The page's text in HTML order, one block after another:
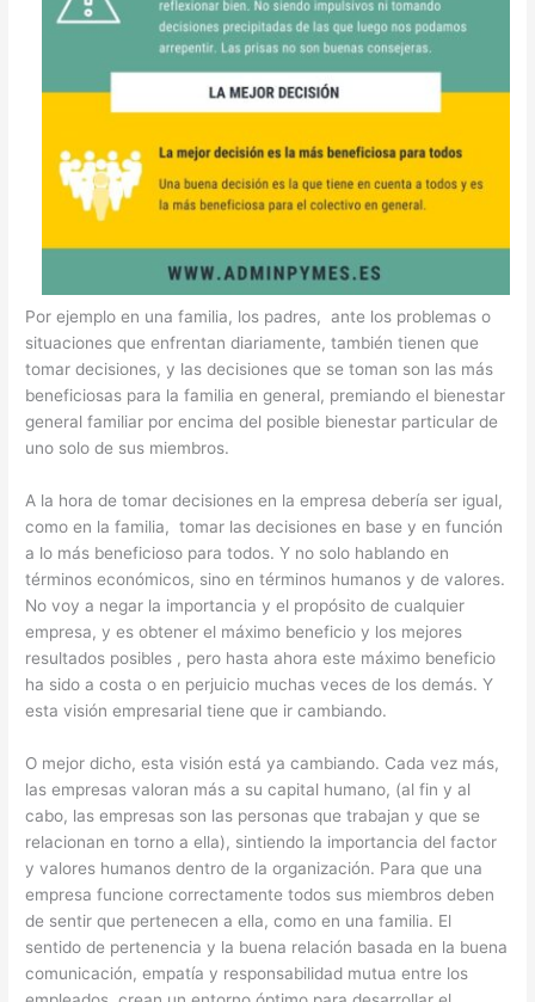
Por ejemplo en una familia, los padres, ante los problemas o
situaciones que enfrentan diariamente, también tienen que
tomar decisiones, y las decisiones que se toman son las más
beneficiosas para la familia en general, premiando el bienestar
general familiar por encima del posible bienestar particular de
uno solo de sus miembros.
A la hora de tomar decisiones en la empresa debería ser igual,
como en la familia, tomar las decisiones en base y en función
a lo más beneficioso para todos. Y no solo hablando en
términos económicos, sino en términos humanos y de valores.
No voy a negar la importancia y el propósito de cualquier
empresa, y es obtener el máximo beneficio y los mejores
resultados posibles , pero hasta ahora este máximo beneficio
ha sido a costa o en perjuicio muchas veces de los demás. Y
esta visión empresarial tiene que ir cambiando.
O mejor dicho, esta visión está ya cambiando. Cada vez más,
las empresas valoran más a su capital humano, (al fin y al
cabo, las empresas son las personas que trabajan y que se
relacionan en torno a ella), sintiendo la importancia del factor
y valores humanos dentro de la organización. Para que una
empresa funcione correctamente todos sus miembros deben
de sentir que pertenecen a ella, como en una familia. El
sentido de pertenencia y la buena relación basada en la buena
comunicación, empatía y responsabilidad mutua entre los